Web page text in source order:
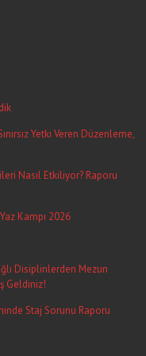
Yetki Veren Düzenleme,
Nasıl Etkiliyor? Raporu
Kampı 2026
Disiplinlerden Mezun
Geldiniz!
Staj Sorunu Raporu